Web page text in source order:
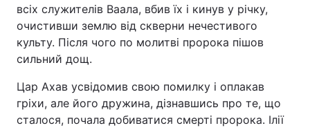
всіх служителів Ваала, вбив їх і кинув у річку,
очистивши землю від скверни нечестивого
культу. Після чого по молитві пророка пішов
сильний дощ.
Цар Ахав усвідомив свою помилку і оплакав
гріхи, але його дружина, дізнавшись про те, що
сталося, почала добиватися смерті пророка. Ілії